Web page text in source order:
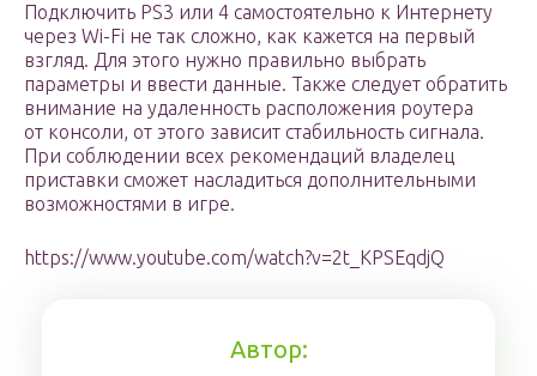
Подключить PS3 или 4 самостоятельно к Интернету
через Wi-Fi не так сложно, как кажется на первый
взгляд. Для этого нужно правильно выбрать
параметры и ввести данные. Также следует обратить
внимание на удаленность расположения роутера
от консоли, от этого зависит стабильность сигнала.
При соблюдении всех рекомендаций владелец
приставки сможет насладиться дополнительными
возможностями в игре.
https://www.youtube.com/watch?v=2t_KPSEqdjQ
Автор: